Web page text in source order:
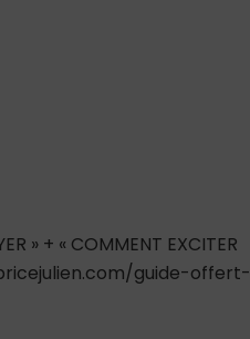
» + « COMMENT EXCITER
guide-offert-